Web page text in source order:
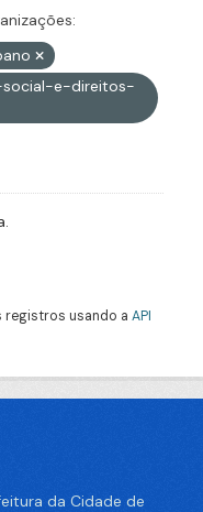
e-direitos-
registros usando a API
da Cidade de